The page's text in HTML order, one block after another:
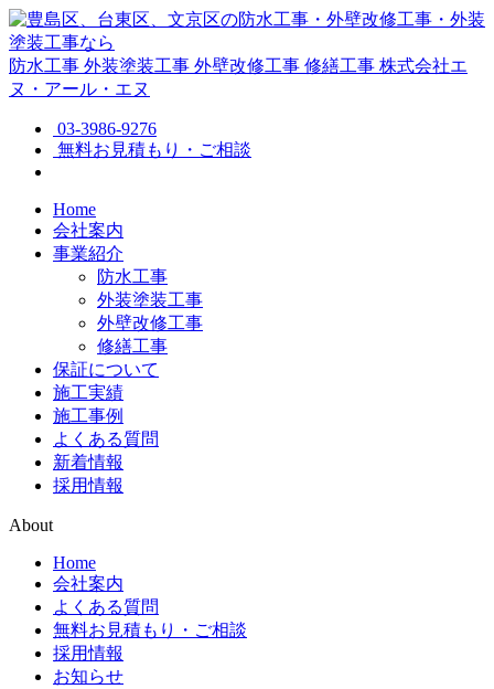
防水工事 外装塗装工事 外壁改修工事 修繕工事 株式会社エ
ヌ・アール・エヌ
03-3986-9276
無料お見積もり・ご相談
Home
会社案内
事業紹介
防水工事
外装塗装工事
外壁改修工事
修繕工事
保証について
施工実績
施工事例
よくある質問
新着情報
採用情報
About
Home
会社案内
よくある質問
無料お見積もり・ご相談
採用情報
お知らせ